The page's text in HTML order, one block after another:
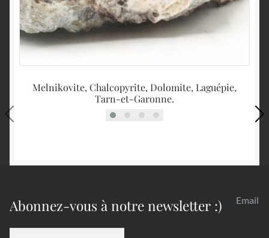
Melnikovite, Chalcopyrite, Dolomite, Laguépie,
Tarn-et-Garonne.
Abonnez-vous à notre newsletter :) Email